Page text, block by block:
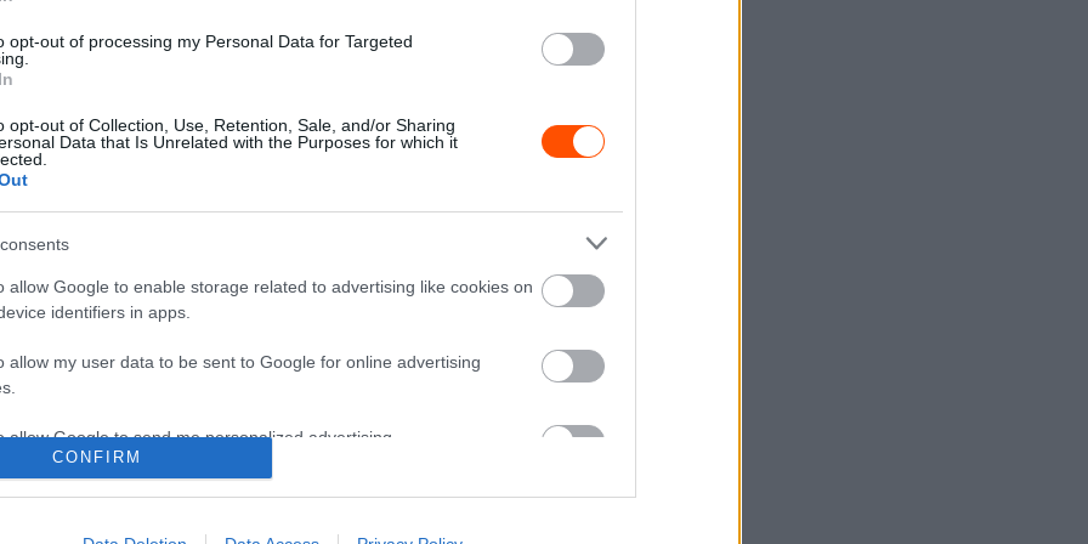
opt-out of processing my Personal Data for Targeted
opt-out of Collection, Use, Retention, Sale, and/or Sharing
Data that Is Unrelated with the Purposes for which it
allow Google to enable storage related to advertising like cookies on
identifiers in apps.
allow my user data to be sent to Google for online advertising
allow Google to send me personalized advertising.
allow Google to enable storage related to analytics like cookies on
CONFIRM
között a Dakar leghosszabb
Hund Gábor 2026. január 12.
TEREPRALLY
Al-Attiyah nyert Loeb előtt, a katari
Hund Gábor